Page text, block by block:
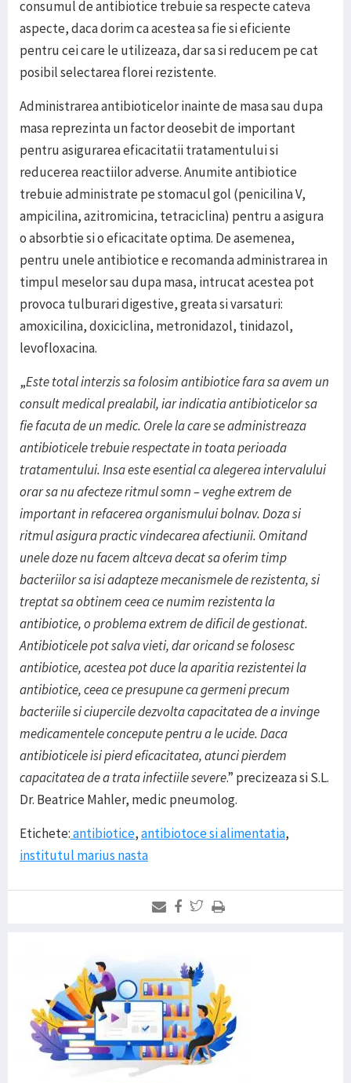
consumul de antibiotice trebuie sa respecte cateva
aspecte, daca dorim ca acestea sa fie si eficiente
pentru cei care le utilizeaza, dar sa si reducem pe cat
posibil selectarea florei rezistente.
Administrarea antibioticelor inainte de masa sau dupa
masa reprezinta un factor deosebit de important
pentru asigurarea eficacitatii tratamentului si
reducerea reactiilor adverse. Anumite antibiotice
trebuie administrate pe stomacul gol (penicilina V,
ampicilina, azitromicina, tetraciclina) pentru a asigura
o absorbtie si o eficacitate optima. De asemenea,
pentru unele antibiotice e recomanda administrarea in
timpul meselor sau dupa masa, intrucat acestea pot
provoca tulburari digestive, greata si varsaturi:
amoxicilina, doxiciclina, metronidazol, tinidazol,
levofloxacina.
„Este total interzis sa folosim antibiotice fara sa avem un
consult medical prealabil, iar indicatia antibioticelor sa
fie facuta de un medic. Orele la care se administreaza
antibioticele trebuie respectate in toata perioada
tratamentului. Insa este esential ca alegerea intervalului
orar sa nu afecteze ritmul somn – veghe extrem de
important in refacerea organismului bolnav. Doza si
ritmul asigura practic vindecarea afectiunii. Omitand
unele doze nu facem altceva decat sa oferim timp
bacteriilor sa isi adapteze mecanismele de rezistenta, si
treptat sa obtinem ceea ce numim rezistenta la
antibiotice, o problema extrem de dificil de gestionat.
Antibioticele pot salva vieti, dar oricand se folosesc
antibiotice, acestea pot duce la aparitia rezistentei la
antibiotice, ceea ce presupune ca germeni precum
bacteriile si ciupercile dezvolta capacitatea de a invinge
medicamentele concepute pentru a le ucide. Daca
antibioticele isi pierd eficacitatea, atunci pierdem
capacitatea de a trata infectiile severe.” precizeaza si S.L.
Dr. Beatrice Mahler, medic pneumolog.
Etichete:antibiotice,antibiotoce si alimentatia,
institutul marius nasta